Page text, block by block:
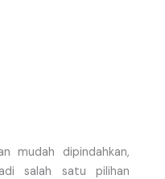
mudah dipindahkan,
salah satu pilihan